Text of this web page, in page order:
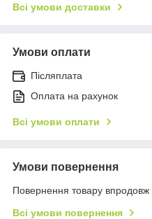
Всі умови доставки
Умови оплати
Післяплата
Оплата на рахунок
Всі умови оплати
Умови повернення
Повернення товару впродовж
Всі умови повернення